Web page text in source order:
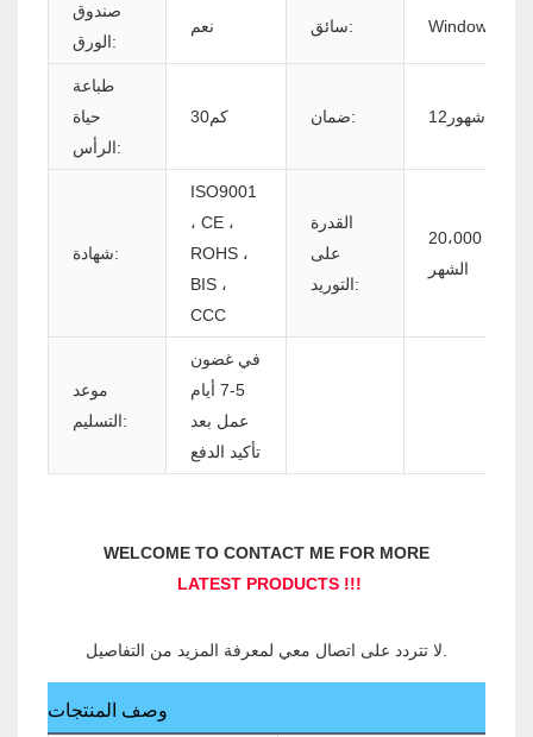
صندوق
الورق:
نعم سائق: Windows/
طباعة
حياة
الرأس:
كم30 ضمان: شهور12
شهادة:
ISO9001
، CE ،
ROHS ،
BIS ،
CCC
القدرة
على
التوريد:
20،000 قطعة في
الشهر
موعد
التسليم:
في غضون
5-7 أيام
عمل بعد
تأكيد الدفع
وصف المنتجات